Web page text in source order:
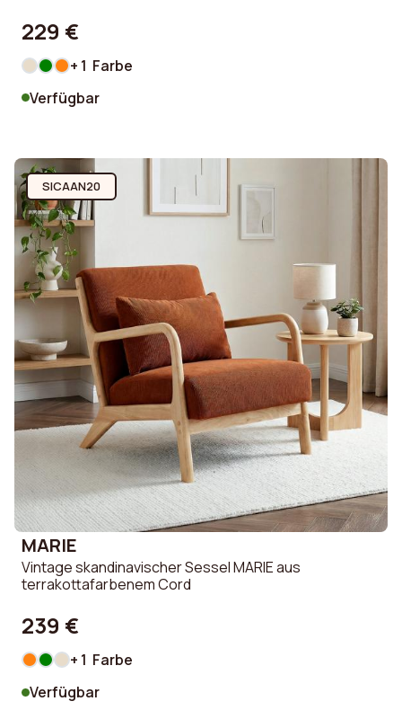
229 €
+ 1 Farbe
Verfügbar
SICAAN20
MARIE
Vintage skandinavischer Sessel MARIE aus
terrakottafarbenem Cord
239 €
+ 1 Farbe
Verfügbar